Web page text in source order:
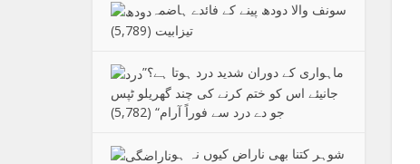
سونف والا دودھ پینے کے فائدے ہاضمہ
تیزابیت (5,789)
”ماہواری کے دوران شدید درد ہوتا ہے؟
جانیئے اس کو ختم کرنے کی چند گھریلو ٹپس
جو دے درد سے فوراً آرام“ (5,782)
شوہر کتنا بھی ناراض کیوں نہ ہو